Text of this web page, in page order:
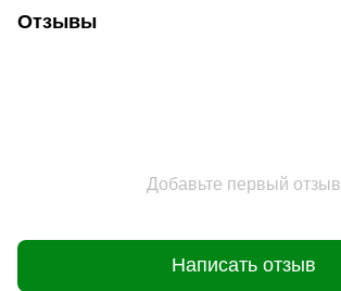
Отзывы
Добавьте первый отзыв
Написать отзыв